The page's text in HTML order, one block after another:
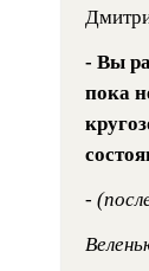
- Вы
пока
-